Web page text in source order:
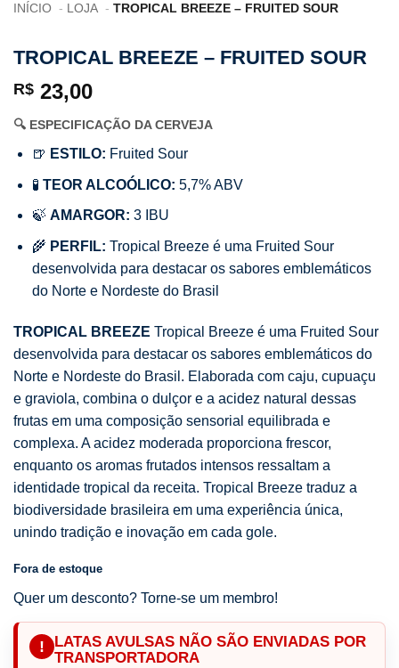
INÍCIO LOJA TROPICAL BREEZE – FRUITED SOUR
TROPICAL BREEZE – FRUITED SOUR
R$ 23,00
🔍 ESPECIFICAÇÃO DA CERVEJA
🍺 ESTILO: Fruited Sour
🧪 TEOR ALCOÓLICO: 5,7% ABV
🍃 AMARGOR: 3 IBU
🌾 PERFIL: Tropical Breeze é uma Fruited Sour
desenvolvida para destacar os sabores emblemáticos
do Norte e Nordeste do Brasil
TROPICAL BREEZE Tropical Breeze é uma Fruited Sour
desenvolvida para destacar os sabores emblemáticos do
Norte e Nordeste do Brasil. Elaborada com caju, cupuaçu
e graviola, combina o dulçor e a acidez natural dessas
frutas em uma composição sensorial equilibrada e
complexa. A acidez moderada proporciona frescor,
enquanto os aromas frutados intensos ressaltam a
identidade tropical da receita. Tropical Breeze traduz a
biodiversidade brasileira em uma experiência única,
unindo tradição e inovação em cada gole.
Fora de estoque
Quer um desconto? Torne-se um membro!
!
LATAS AVULSAS NÃO SÃO ENVIADAS POR
TRANSPORTADORA